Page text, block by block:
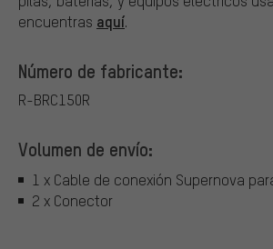
encuentras aquí.
Número de fabricante:
R-BRC150R
Volumen de envío:
1 x Cable de conexión Supernova
2 x Conector